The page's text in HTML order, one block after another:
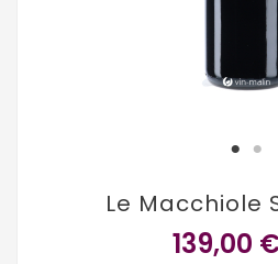
Le Macchiole
139,00